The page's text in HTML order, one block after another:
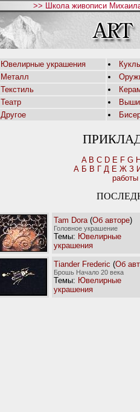
>> Школа живописи
Ювелирные украшения
Металл
Текстиль
Театр
Другое
A B C D E F G
А Б В Г Д Е Ж З
работы
Tam Dora (Об авторе)
Головное украшение
Темы: Ювелирные
украшения
Tiander Frederic (Об
Брошь Начало 20 века
Темы: Ювелирные
украшения